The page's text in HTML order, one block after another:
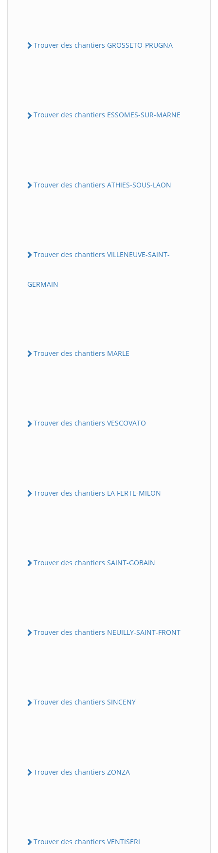
Trouver des chantiers GROSSETO-PRUGNA
Trouver des chantiers ESSOMES-SUR-MARNE
Trouver des chantiers ATHIES-SOUS-LAON
Trouver des chantiers VILLENEUVE-SAINT-
GERMAIN
Trouver des chantiers MARLE
Trouver des chantiers VESCOVATO
Trouver des chantiers LA FERTE-MILON
Trouver des chantiers SAINT-GOBAIN
Trouver des chantiers NEUILLY-SAINT-FRONT
Trouver des chantiers SINCENY
Trouver des chantiers ZONZA
Trouver des chantiers VENTISERI